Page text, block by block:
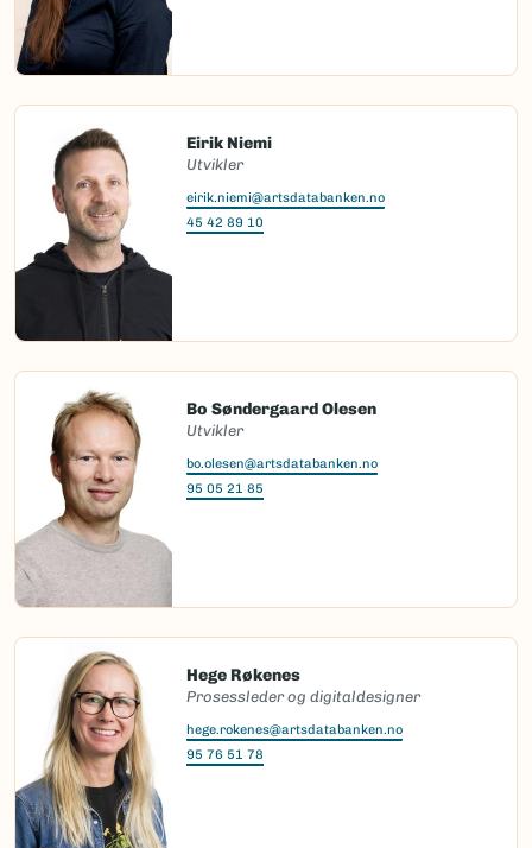
Eirik Niemi
Utvikler
eirik.niemi@artsdatabanken.no
45 42 89 10
Bo Søndergaard Olesen
Utvikler
bo.olesen@artsdatabanken.no
95 05 21 85
Hege Røkenes
Prosessleder og digitaldesigner
hege.rokenes@artsdatabanken.no
95 76 51 78